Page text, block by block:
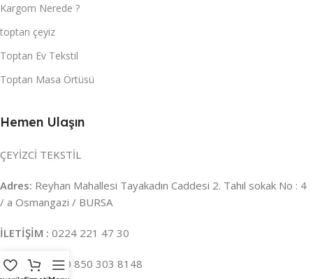
Kargom Nerede ?
toptan çeyiz
Toptan Ev Tekstil
Toptan Masa Örtüsü
Hemen Ulaşın
ÇEYİZCİ TEKSTİL
Adres: Reyhan Mahallesi Tayakadın Caddesi 2. Tahıl sokak No : 4
/ a Osmangazi / BURSA
İLETİŞİM : 0224 221 47 30
WHATSAPP :0 850 303 8148